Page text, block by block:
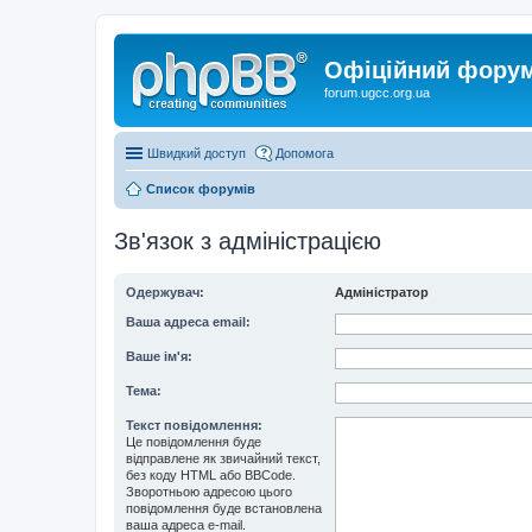
Офіційний форум
forum.ugcc.org.ua
Швидкий доступ Допомога
Список форумів
Зв'язок з адміністрацією
Одержувач: Адміністратор
Ваша адреса email:
Ваше ім'я:
Тема:
Текст повідомлення:
Це повідомлення буде
відправлене як звичайний текст,
без коду HTML або BBCode.
Зворотньою адресою цього
повідомлення буде встановлена
ваша адреса e-mail.